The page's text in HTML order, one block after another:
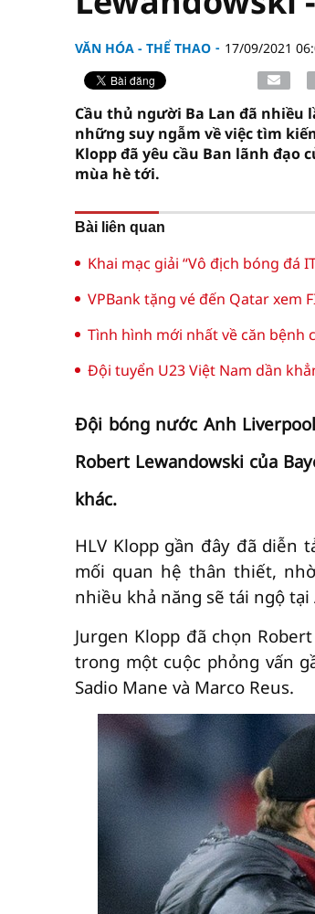
VĂN HÓA - THỂ THAO 17/09/2021
Cầu thủ người Ba Lan đã
những suy ngẫm về việc tìm
Klopp đã yêu cầu Ban lãnh đạo
mùa hè tới.
Bài liên quan
Khai mạc giải “Vô địch bóng đá
VPBank tặng vé đến Qatar xem
Tình hình mới nhất về căn bệnh
Đội tuyển U23 Việt Nam dần
Đội bóng nước Anh
Robert Lewandowski của
khác.
HLV Klopp gần đây đã diễn
mối quan hệ thân thiết,
nhiều khả năng sẽ tái ngộ
Jurgen Klopp đã chọn
trong một cuộc phỏng vấn
Sadio Mane và Marco Reus.